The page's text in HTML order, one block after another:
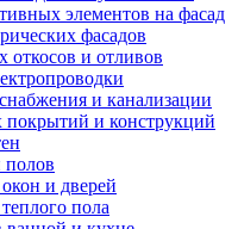
элементов на фасад
фасадов
и отливов
и канализации
покрытий и конструкций
полов
и дверей
пола